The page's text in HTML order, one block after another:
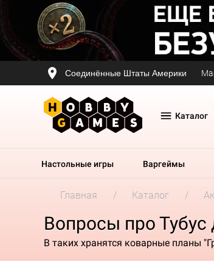
Соединённые Штаты Америки
Каталог
Настольные игры Варгеймы
Главная Каталог
Вопросы про Тубус
В таких хранятся коварные планы